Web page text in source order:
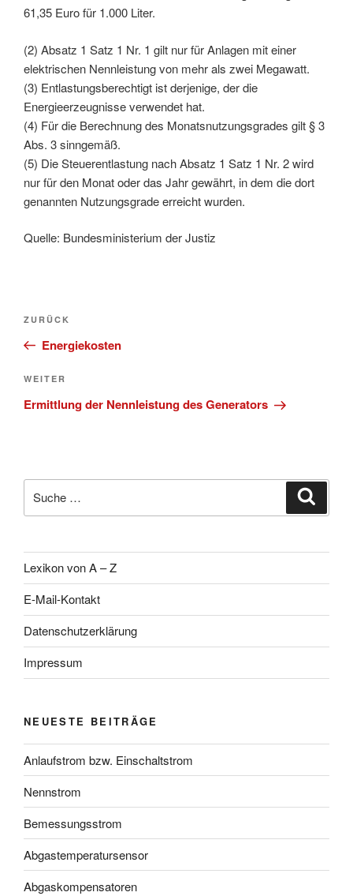
61,35 Euro für 1.000 Liter.
(2) Absatz 1 Satz 1 Nr. 1 gilt nur für Anlagen mit einer
elektrischen Nennleistung von mehr als zwei Megawatt.
(3) Entlastungsberechtigt ist derjenige, der die
Energieerzeugnisse verwendet hat.
(4) Für die Berechnung des Monatsnutzungsgrades gilt § 3
Abs. 3 sinngemäß.
(5) Die Steuerentlastung nach Absatz 1 Satz 1 Nr. 2 wird
nur für den Monat oder das Jahr gewährt, in dem die dort
genannten Nutzungsgrade erreicht wurden.
Quelle: Bundesministerium der Justiz
Beitragsnavigation
Vorheriger
Beitrag
ZURÜCK
Energiekosten
Nächster
Beitrag
WEITER
Ermittlung der Nennleistung des Generators
nach:
Lexikon von A – Z
E-Mail-Kontakt
Datenschutzerklärung
Impressum
NEUESTE BEITRÄGE
Anlaufstrom bzw. Einschaltstrom
Nennstrom
Bemessungsstrom
Abgastemperatursensor
Abgaskompensatoren